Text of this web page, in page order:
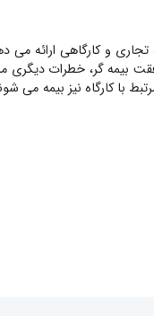
و کارگاهی ارائه
گر، خطرات دیگری
با کارگاه نیز بیمه می